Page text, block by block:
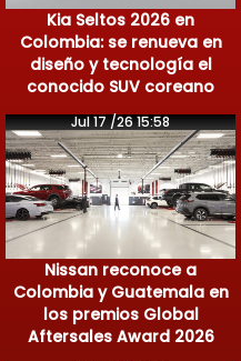
Kia Seltos 2026 en
Colombia: se renueva en
diseño y tecnología el
conocido SUV coreano
Jul 17 /26 15:58
Nissan reconoce a
Colombia y Guatemala en
los premios Global
Aftersales Award 2026